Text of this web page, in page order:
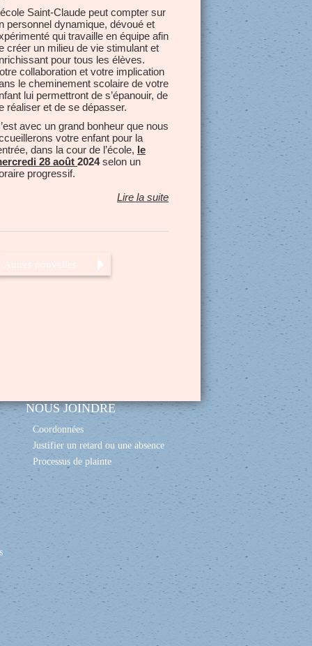
Saint-Claude peut compter sur
personnel dynamique, dévoué et
qui travaille en équipe afin
créer un milieu de vie stimulant et
pour tous les élèves.
collaboration et votre implication
le cheminement scolaire de votre
lui permettront de s’épanouir, de
réaliser et de se dépasser.
avec un grand bonheur que nous
votre enfant pour la
dans la cour de l’école, le
28 août 2024selon un
progressif.
Lire la suite
Autres nouvelles
NOUS JOINDRE
Coordonnées
Justifier un retard ou une absence
Processus de plainte